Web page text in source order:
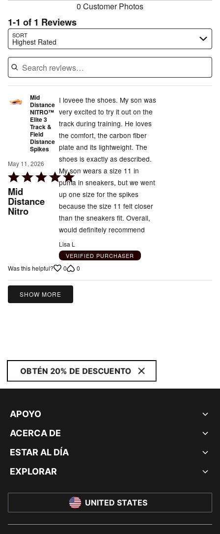
0 Customer Photos
1-1 of 1 Reviews
SORT
Highest Rated
Search reviews…
Mid
Distance
NITRO™
Elite 3
Track &
Field
Distance
Spikes
May 11, 2026
Rated
5
out
of
Mid
Distance
Nitro
I loveee the shoes. My son was
very excited to try it out on the
track during training. He loves
the comfort, the carbon fiber
plate and its lightweight. The
shoes is exactly as described.
My son wears a size 11 in
puma in sneakers, but we went
up one size for the spikes
because the size 11 felt closer
than the sneakers fit. Overall,
would definitely recommend
Lisa L
VERIFIED PURCHASER
Was this helpful? 0 0
SHOW MORE
OBTÉN 20% DE DESCUENTO
APOYO
ACERCA DE
ESTAR AL DÍA
EXPLORAR
UNITED STATES